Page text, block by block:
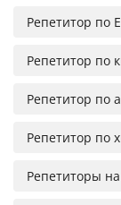
Репетитор по
Репетитор по
Репетитор по
Репетитор по
Репетиторы